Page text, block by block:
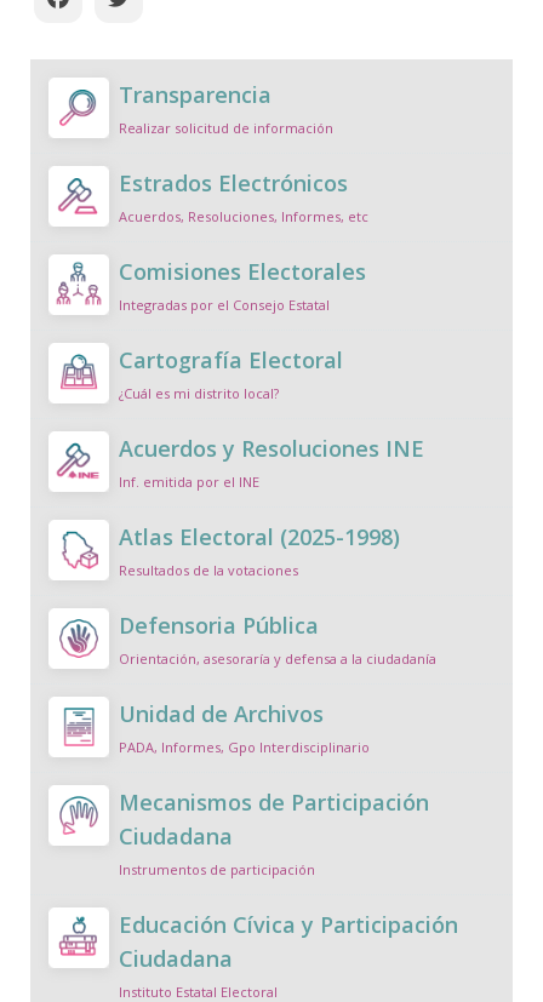
Transparencia
Realizar solicitud de información
Estrados Electrónicos
Acuerdos, Resoluciones, Informes, etc
Comisiones Electorales
Integradas por el Consejo Estatal
Cartografía Electoral
¿Cuál es mi distrito local?
Acuerdos y Resoluciones INE
Inf. emitida por el INE
Atlas Electoral (2025-1998)
Resultados de la votaciones
Defensoria Pública
Orientación, asesoraría y defensa a la ciudadanía
Unidad de Archivos
PADA, Informes, Gpo Interdisciplinario
Mecanismos de Participación
Ciudadana
Instrumentos de participación
Educación Cívica y Participación
Ciudadana
Instituto Estatal Electoral